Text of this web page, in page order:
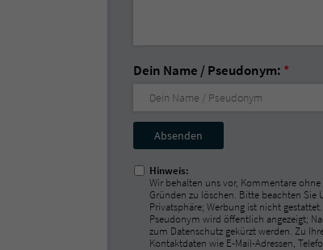
Dein Name / Pseudonym: *
Nicht
ausfüllen!
Hinweis:
Wir behalten uns vor, Kommentare ohne
Gründen zu löschen. Bitte beachten Sie
Privatsphäre; Werbung ist nicht
Pseudonym wird öffentlich angezeigt;
zum Datenschutz gekürzt werden. Zu
Kontaktdaten wie E-Mail-Adressen,